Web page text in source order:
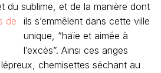
du sublime, et de la manière dont
ils s’emmêlent dans cette ville
unique, “haïe et aimée à
l’excès”. Ainsi ces anges
chemisettes séchant au